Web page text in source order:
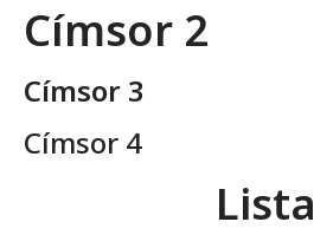
Címsor 2
Címsor 3
Címsor 4
Lista